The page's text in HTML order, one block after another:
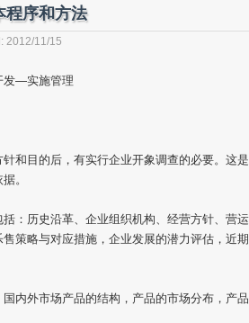
程序和方法
: 2012/11/15
发—实施管理
和目的后，有实行企业开象调查的必要。这
。
：历史沿革、企业组织机构、经营方针、营
策略与对应措施，企业发展的潜力评估，近
内外市场产品的结构，产品的市场分布，产